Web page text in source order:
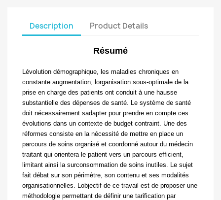
Description Product Details
Résumé
Lévolution démographique, les maladies chroniques en
constante augmentation, lorganisation sous-optimale de la
prise en charge des patients ont conduit à une hausse
substantielle des dépenses de santé. Le système de santé
doit nécessairement sadapter pour prendre en compte ces
évolutions dans un contexte de budget contraint. Une des
réformes consiste en la nécessité de mettre en place un
parcours de soins organisé et coordonné autour du médecin
traitant qui orientera le patient vers un parcours efficient,
limitant ainsi la surconsommation de soins inutiles. Le sujet
fait débat sur son périmètre, son contenu et ses modalités
organisationnelles. Lobjectif de ce travail est de proposer une
méthodologie permettant de définir une tarification par